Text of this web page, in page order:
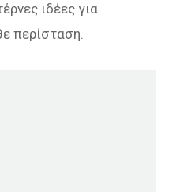
ιδέες για
περίσταση.